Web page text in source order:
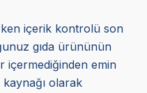
içerik kontrolü son
gıda ürününün
içermediğinden emin
kaynağı olarak